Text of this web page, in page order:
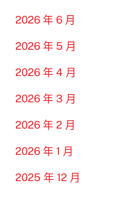
2026 年 6 月
2026 年 5 月
2026 年 4 月
2026 年 3 月
2026 年 2 月
2026 年 1 月
2025 年 12 月